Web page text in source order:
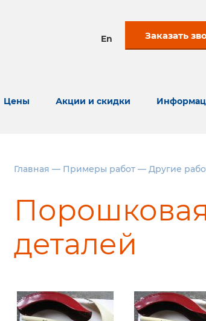
En Заказать
Цены Акции и скидки
Главная — Примеры работ — Другие
деталей